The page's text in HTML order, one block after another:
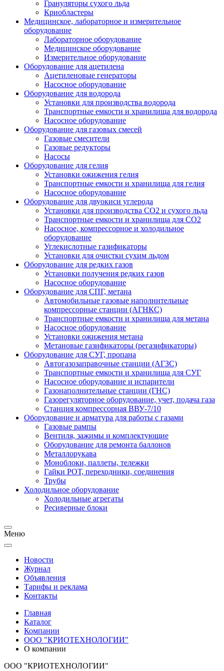
Грануляторы сухого льда
Криобластеры
Медицинское, лабораторное и измерительное
оборудование
Лабораторное оборудование
Медицинское оборудование
Измерительное оборудование
Оборудование для ацетилена
Ацетиленовые генераторы
Насосное оборудование
Оборудование для водорода
Установки для производства водорода
Транспортные емкости и хранилища для водорода
Насосное оборудование
Оборудование для газовых смесей
Газовые смесители
Газовые редукторы
Насосы
Оборудование для гелия
Установки ожижения гелия
Транспортные емкости и хранилища для гелия
Насосное оборудование
Оборудование для двуокиси углерода
Установки для производства СО2 и сухого льда
Транспортные емкости и хранилища для CO2
Насосное, компрессорное и холодильное
оборудование
Углекислотные газификаторы
Установки для очистки сухим льдом
Оборудование для редких газов
Установки получения редких газов
Насосное оборудование
Оборудование для СПГ, метана
Автомобильные газовые наполнительные
компрессорные станции (АГНКС)
Транспортные емкости и хранилища для метана
Насосное оборудование
Установки ожижения метана
Метановые газификаторы (регазификаторы)
Оборудование для СУГ, пропана
Автогазозаправочные станции (АГЗС)
Транспортные емкости и хранилища для СУГ
Насосное оборудование и испарители
Газонаполнительные станции (ГНС)
Газорегуляторное оборудование, учет, подача газа
Станция компрессорная ВВУ-7/10
Оборудование и арматура для работы с газами
Газовые рампы
Вентиля, зажимы и комплектующие
Оборудование для ремонта баллонов
Металлорукава
Моноблоки, паллеты, тележки
Гайки РОТ, переходники, соединения
Трубы
Холодильное оборудование
Холодильные агрегаты
Ресиверные блоки
Меню
Новости
Журнал
Объявления
Тарифы и реклама
Контакты
Главная
Каталог
Компании
ООО "КРИОТЕХНОЛОГИИ"
О компании
ООО "КРИОТЕХНОЛОГИИ"